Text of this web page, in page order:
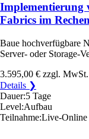
Implementierung
Fabrics im
Baue hochverfügbare
Server- oder Storage-
3.595,00 € zzgl. MwSt.
Details ❯
Dauer:5 Tage
Level:Aufbau
Teilnahme:Live-Online